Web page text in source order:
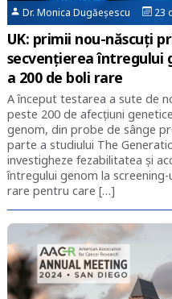
Dr. Monica Dugăeșescu 23
UK: primii nou-născuți
secvențierea întregului
a 200 de boli rare
A început testarea a sute de
peste 200 de afecţiuni
genom, din probe de sânge
parte a studiului The
investigheze fezabilitatea și
întregului genom la
rare pentru care […]